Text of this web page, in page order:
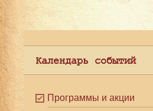
Календарь событий
Программы и акции